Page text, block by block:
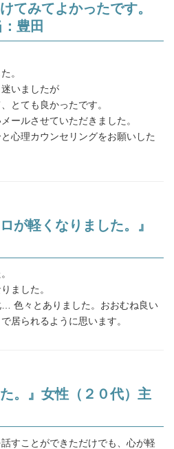
てみてよかったです。
豊田
。
いましたが
とても良かったです。
ールさせていただきました。
心理カウンセリングをお願いした
が軽くなりました。』
ました。
色々とありました。おおむね良い
居られるように思います。
。』女性（２０代）主
すことができただけでも、心が軽